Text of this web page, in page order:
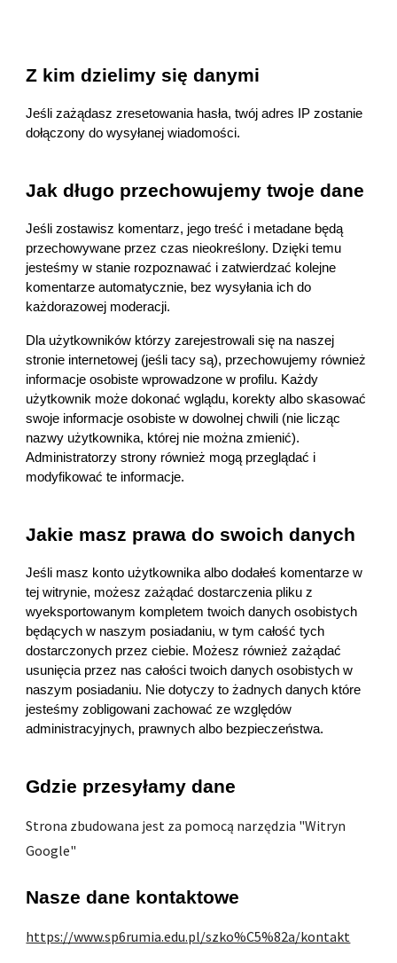
Z kim dzielimy się danymi
Jeśli zażądasz zresetowania hasła, twój adres IP zostanie
dołączony do wysyłanej wiadomości.
Jak długo przechowujemy twoje dane
Jeśli zostawisz komentarz, jego treść i metadane będą
przechowywane przez czas nieokreślony. Dzięki temu
jesteśmy w stanie rozpoznawać i zatwierdzać kolejne
komentarze automatycznie, bez wysyłania ich do
każdorazowej moderacji.
Dla użytkowników którzy zarejestrowali się na naszej
stronie internetowej (jeśli tacy są), przechowujemy również
informacje osobiste wprowadzone w profilu. Każdy
użytkownik może dokonać wglądu, korekty albo skasować
swoje informacje osobiste w dowolnej chwili (nie licząc
nazwy użytkownika, której nie można zmienić).
Administratorzy strony również mogą przeglądać i
modyfikować te informacje.
Jakie masz prawa do swoich danych
Jeśli masz konto użytkownika albo dodałeś komentarze w
tej witrynie, możesz zażądać dostarczenia pliku z
wyeksportowanym kompletem twoich danych osobistych
będących w naszym posiadaniu, w tym całość tych
dostarczonych przez ciebie. Możesz również zażądać
usunięcia przez nas całości twoich danych osobistych w
naszym posiadaniu. Nie dotyczy to żadnych danych które
jesteśmy zobligowani zachować ze względów
administracyjnych, prawnych albo bezpieczeństwa.
Gdzie przesyłamy dane
Strona zbudowana jest za pomocą narzędzia "Witryn
Google"
Nasze dane kontaktowe
https://www.sp6rumia.edu.pl/szko%C5%82a/kontakt